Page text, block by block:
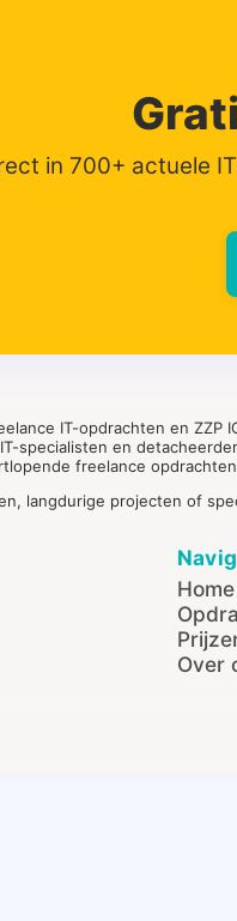
in 700+ actuele
IT-opdrachten en
specialisten en
freelance
langdurige projecten of
Home
Over